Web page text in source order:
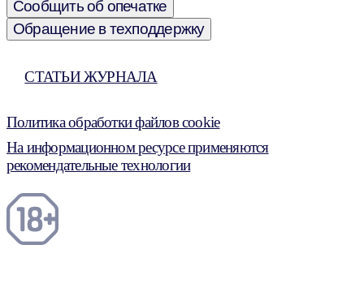
Сообщить об опечатке
Обращение в техподдержку
СТАТЬИ ЖУРНАЛА
Политика обработки файлов cookie
На информационном ресурсе применяются
рекомендательные технологии